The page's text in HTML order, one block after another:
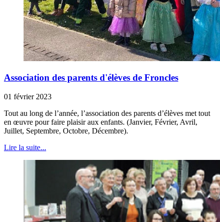
Association des parents d'élèves de Froncles
01 février 2023
Tout au long de l’année, l’association des parents d’élèves met tout
en œuvre pour faire plaisir aux enfants. (Janvier, Février, Avril,
Juillet, Septembre, Octobre, Décembre).
Lire la suite...